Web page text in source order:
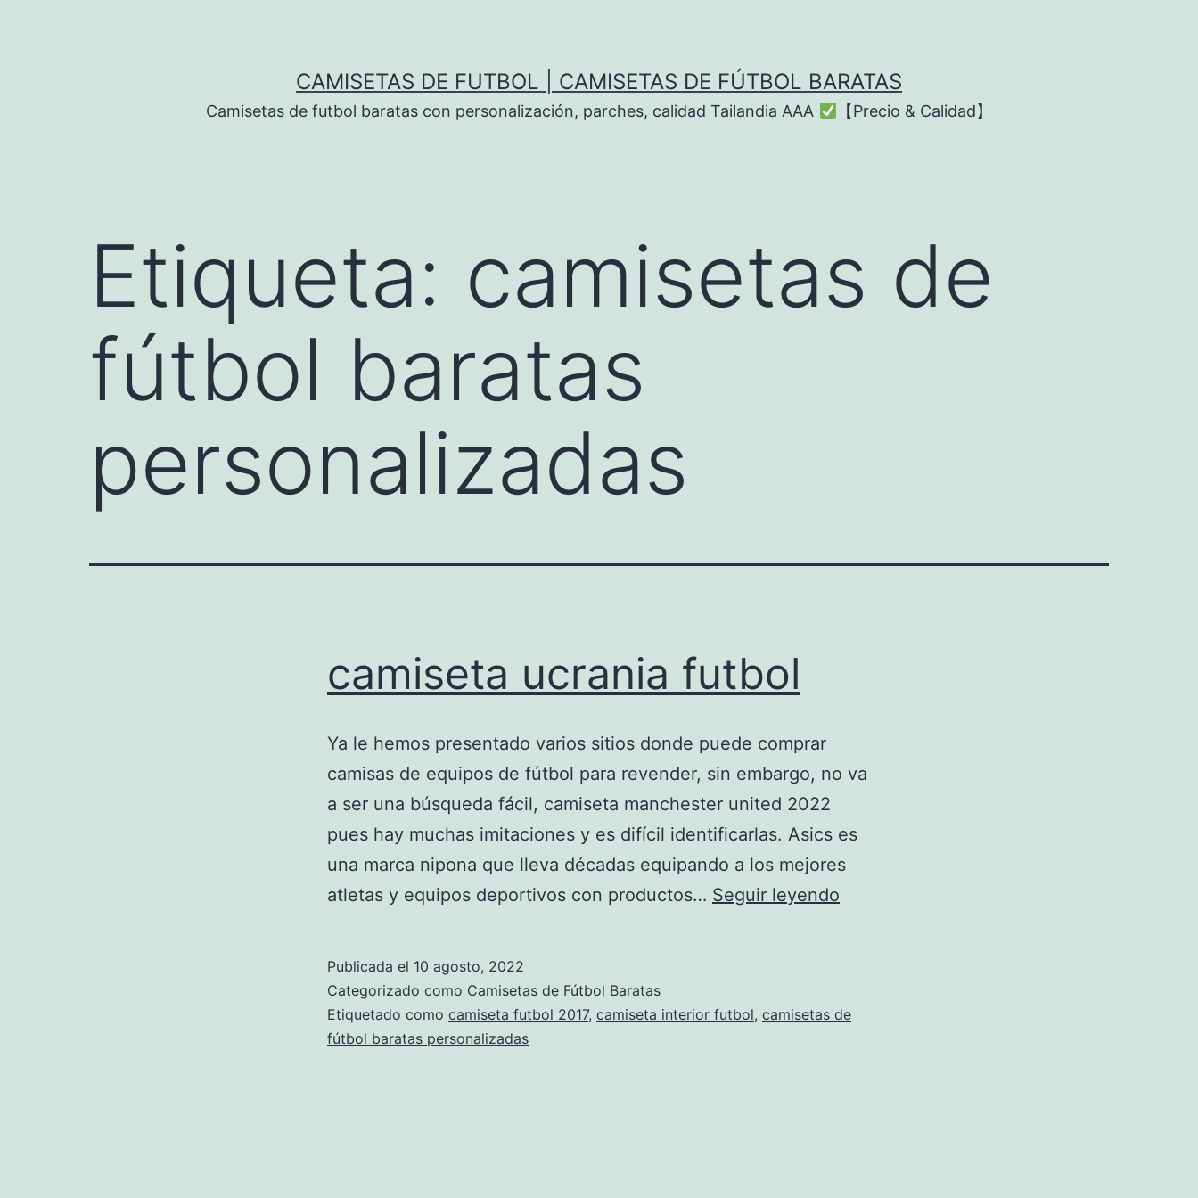
CAMISETAS DE FUTBOL | CAMISETAS DE FÚTBOL BARATAS
Camisetas de futbol baratas con personalización, parches, calidad Tailandia AAA 【Precio & Calidad】
Etiqueta: camisetas de
fútbol baratas
personalizadas
camiseta ucrania futbol
Ya le hemos presentado varios sitios donde puede comprar
camisas de equipos de fútbol para revender, sin embargo, no va
a ser una búsqueda fácil, camiseta manchester united 2022
pues hay muchas imitaciones y es difícil identificarlas. Asics es
una marca nipona que lleva décadas equipando a los mejores
atletas y equipos deportivos con productos… Seguir leyendo
Publicada el 10 agosto, 2022
Categorizado como Camisetas de Fútbol Baratas
Etiquetado como camiseta futbol 2017, camiseta interior futbol, camisetas de
fútbol baratas personalizadas